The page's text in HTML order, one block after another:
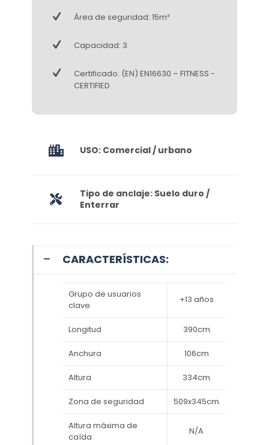
Área de seguridad: 15m²
Capacidad: 3
Certificado: (EN) EN16630 – FITNESS -
CERTIFIED
USO: Comercial / urbano
Tipo de anclaje: Suelo duro /
Enterrar
CARACTERÍSTICAS:
Grupo de usuarios
clave
+13 años
Longitud 390cm
Anchura 106cm
Altura 334cm
Zona de seguridad 509x345cm
Altura máxima de
caída
N/A